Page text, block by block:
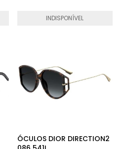
INDISPONÍVEL
ÓCULOS DIOR DIRECTION2